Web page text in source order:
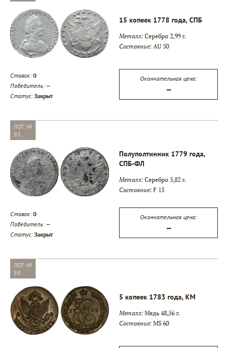
▾
15 копеек 1778 года, СПБ
Металл: Серебро 2,99 г.
Состояние: AU 50
Ставок:0
Победитель: —
Статус:Закрыт
Окончательная цена:
—
ЛОТ №
85
Полуполтинник 1779 года,
СПБ-ФЛ
Металл: Серебро 5,82 г.
Состояние: F 15
Ставок:0
Победитель: —
Статус:Закрыт
Окончательная цена:
—
ЛОТ №
88
5 копеек 1783 года, КМ
Металл: Медь 48,56 г.
Состояние: MS 60